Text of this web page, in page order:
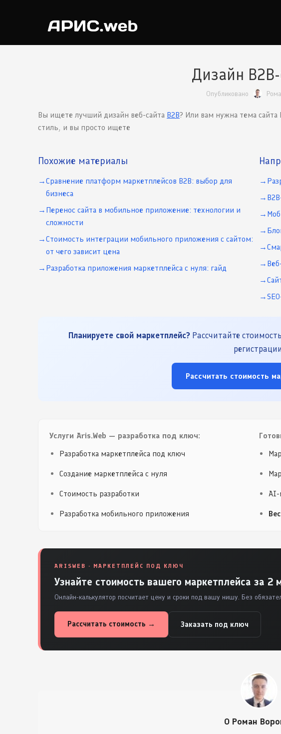
Дизайн
Опубликовано
Вы ищете лучший дизайн веб-сайта B2B? Или вам нужна тема сайта
стиль, и вы просто ищете
Похожие материалы
Сравнение платформ маркетплейсов B2B: выбор для
бизнеса
Перенос сайта в мобильное приложение: технологии и
сложности
Стоимость интеграции мобильного приложения с сайтом:
от чего зависит цена
Разработка приложения маркетплейса с нуля: гайд
Планируете свой маркетплейс?Рассчитайте
Рассчитать стоимость
Услуги Aris.Web — разработка под ключ:
Разработка маркетплейса под ключ
Создание маркетплейса с нуля
Стоимость разработки
Разработка мобильного приложения
AI-
ARISWEB · МАРКЕТПЛЕЙС ПОД КЛЮЧ
Узнайте стоимость вашего маркетплейса за 2
Онлайн-калькулятор посчитает цену и сроки под вашу нишу. Без
Рассчитать стоимость → Заказать под ключ
О Роман